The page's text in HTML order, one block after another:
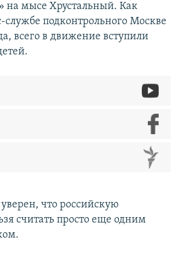
мысе Хрустальный. Как
службе подконтрольного Москве
всего в движение вступили
что российскую
считать просто еще одним